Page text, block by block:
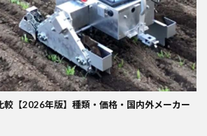
較【2026年版】種類・価格・国内外メーカー